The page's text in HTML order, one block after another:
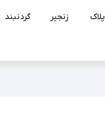
پلاک زنجیر گردنبند